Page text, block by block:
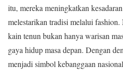
itu, mereka meningkatkan
melestarikan tradisi melalui
kain tenun bukan hanya warisan
gaya hidup masa depan. Dengan
menjadi simbol kebanggaan